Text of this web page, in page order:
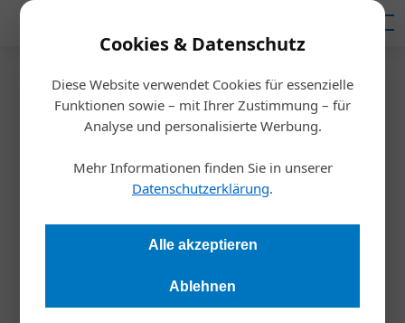
Cookies & Datenschutz
Diese Website verwendet Cookies für essenzielle
Funktionen sowie – mit Ihrer Zustimmung – für
Analyse und personalisierte Werbung.
Mehr Informationen finden Sie in unserer
Datenschutzerklärung.
Alle akzeptieren
Ablehnen
Startseite/Inspiration
Interview
Führung in der Dauerkrise
16.06.2025, 09:41 Uhr
Fachkräftemangel fordern Führungskräfte heute auf ganz
neue Weise heraus – besonders in kleinen und mittleren